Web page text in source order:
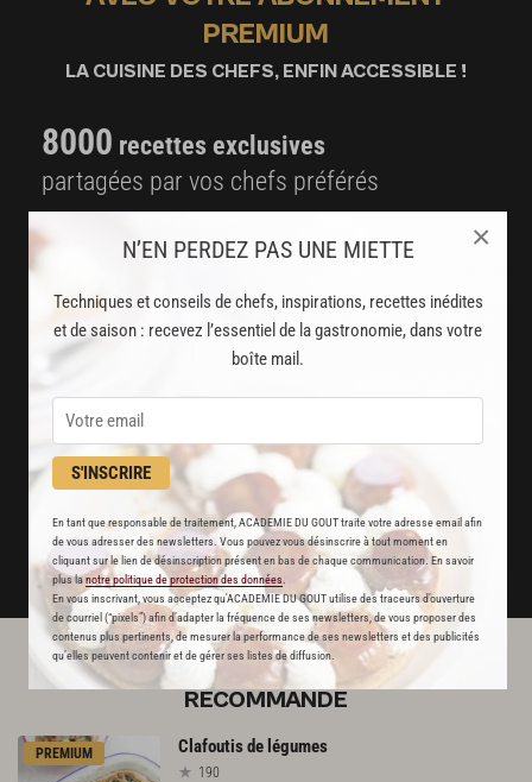
N’EN PERDEZ PAS UNE MIETTE
Techniques et conseils de chefs, inspirations, recettes inédites
et de saison : recevez l’essentiel de la gastronomie, dans votre
boîte mail.
S'INSCRIRE
En tant que responsable de traitement, ACADEMIE DU GOUT traite votre adresse email afin
de vous adresser des newsletters. Vous pouvez vous désinscrire à tout moment en
cliquant sur le lien de désinscription présent en bas de chaque communication. En savoir
plus lanotre politique de protection des données
En vous inscrivant, vous acceptez qu'ACADEMIE DU GOUT utilise des traceurs d’ouverture
de courriel (“pixels”) afin d’adapter la fréquence de ses newsletters, de vous proposer des
contenus plus pertinents, de mesurer la performance de ses newsletters et des publicités
qu’elles peuvent contenir et de gérer ses listes de diffusion.
×
PREMIUM
LA CUISINE DES CHEFS, ENFIN ACCESSIBLE !
8000 recettes exclusives
partagées par vos chefs préférés
2000
vidéos de recettes
Des nouveautés
disponibles chaque semaine
Stop pub
un service garanti sans publicité
JE M'ABONNE
DÉJÀ ABONNÉ(E) ? JE ME CONNECTE
L'ACADÉMIE DU GOÛT VOUS
RECOMMANDE
PREMIUM Clafoutisde légumes
190